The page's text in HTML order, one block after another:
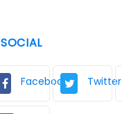
SOCIAL
Facebook Twitter